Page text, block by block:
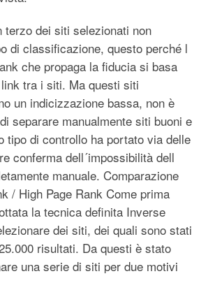
terzo dei siti selezionati non
di classificazione, questo perché l
che propaga la fiducia si basa
tra i siti. Ma questi siti
un indicizzazione bassa, non è
separare manualmente siti buoni e
tipo di controllo ha portato via delle
conferma dell´impossibilità dell
manuale. Comparazione
/ High Page Rank Come prima
la tecnica definita Inverse
dei siti, dei quali sono stati
risultati. Da questi è stato
una serie di siti per due motivi